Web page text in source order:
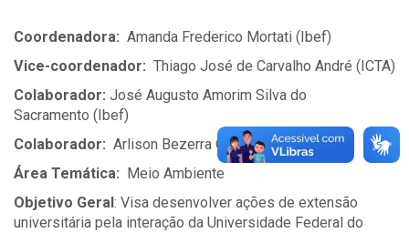
Coordenadora: Amanda Frederico Mortati (Ibef)
Vice-coordenador: Thiago José de Carvalho André (ICTA)
Colaborador: José Augusto Amorim Silva do
Sacramento (Ibef)
Colaborador: Arlison Bezerra Castro (Ibef)
Área Temática: Meio Ambiente
Objetivo Geral: Visa desenvolver ações de extensão
universitária pela interação da Universidade Federal do